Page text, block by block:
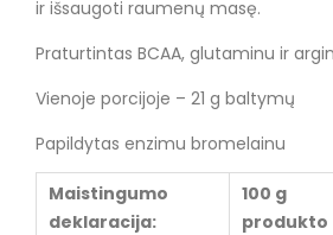
ir išsaugoti raumenų masę.
Praturtintas BCAA, glutaminu ir
Vienoje porcijoje – 21 g baltymų
Papildytas enzimu bromelainu
Maistingumo
deklaracija:
100 g
produkto